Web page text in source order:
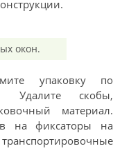
окон.
упаковку по
Удалите скобы,
материал.
на фиксаторы на